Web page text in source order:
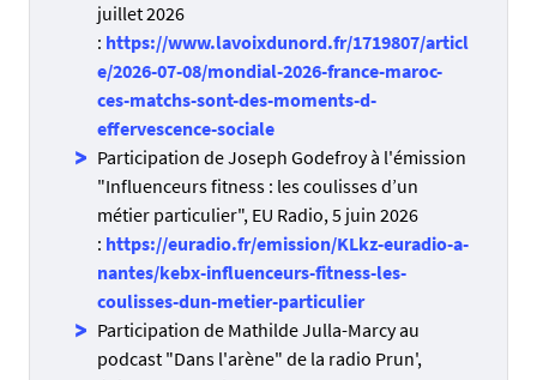
juillet 2026
: https://www.lavoixdunord.fr/1719807/articl
e/2026-07-08/mondial-2026-france-maroc-
ces-matchs-sont-des-moments-d-
effervescence-sociale
Participation de Joseph Godefroy à l'émission
"Influenceurs fitness : les coulisses d’un
métier particulier", EU Radio, 5 juin 2026
: https://euradio.fr/emission/KLkz-euradio-a-
nantes/kebx-influenceurs-fitness-les-
coulisses-dun-metier-particulier
Participation de Mathilde Julla-Marcy au
podcast "Dans l'arène" de la radio Prun',